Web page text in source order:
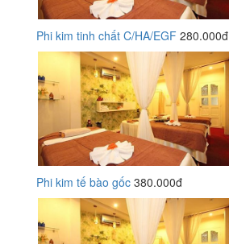
Phi kim tinh chất C/HA/EGF 280.000đ
Phi kim tế bào gốc 380.000đ